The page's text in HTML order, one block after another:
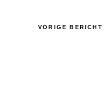
VORIGE BERICHT